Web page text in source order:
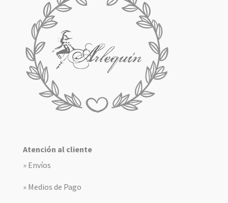
Atención al cliente
» Envíos
» Medios de Pago